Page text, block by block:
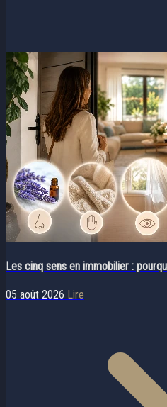
Les cinq sens en immobilier :
05 août 2026 Lire